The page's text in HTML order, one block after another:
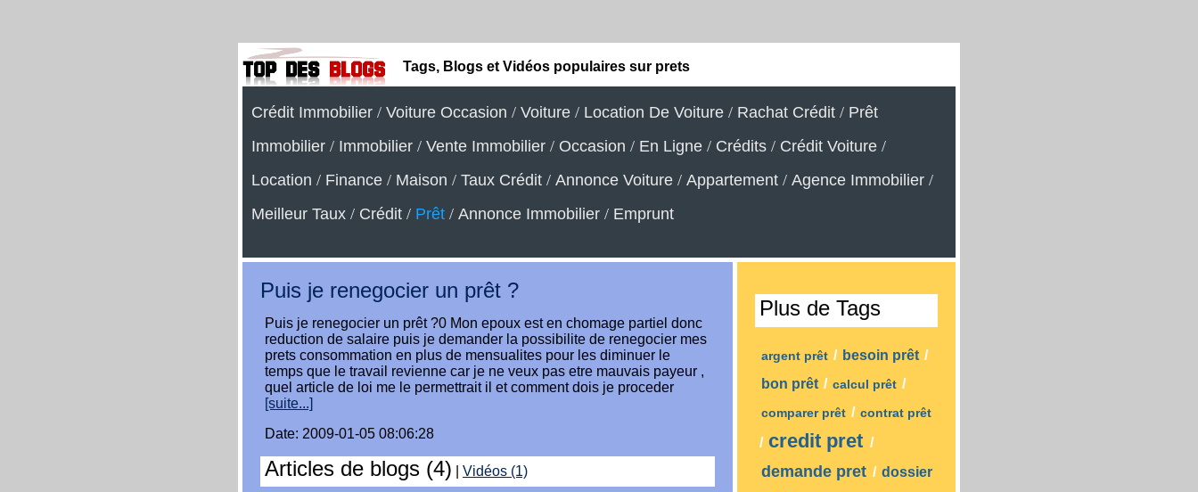
Tags, Blogs et Vidéos populaires sur prets
Crédit Immobilier / Voiture Occasion / Voiture / Location De Voiture / Rachat Crédit / Prêt
Immobilier / Immobilier / Vente Immobilier / Occasion / En Ligne / Crédits / Crédit Voiture /
Location / Finance / Maison / Taux Crédit / Annonce Voiture / Appartement / Agence Immobilier /
Meilleur Taux / Crédit / Prêt / Annonce Immobilier / Emprunt
Puis je renegocier un prêt ?
Puis je renegocier un prêt ?0 Mon epoux est en chomage partiel donc
reduction de salaire puis je demander la possibilite de renegocier mes
prets consommation en plus de mensualites pour les diminuer le
temps que le travail revienne car je ne veux pas etre mauvais payeur ,
quel article de loi me le permettrait il et comment dois je proceder
[suite...]
Date: 2009-01-05 08:06:28
Articles de blogs (4) Vidéos (1)
Plus de Tags
argent prêt / besoin prêt /
bon prêt / calcul prêt /
comparer prêt / contrat prêt
/ credit pret /
demande pret / dossier